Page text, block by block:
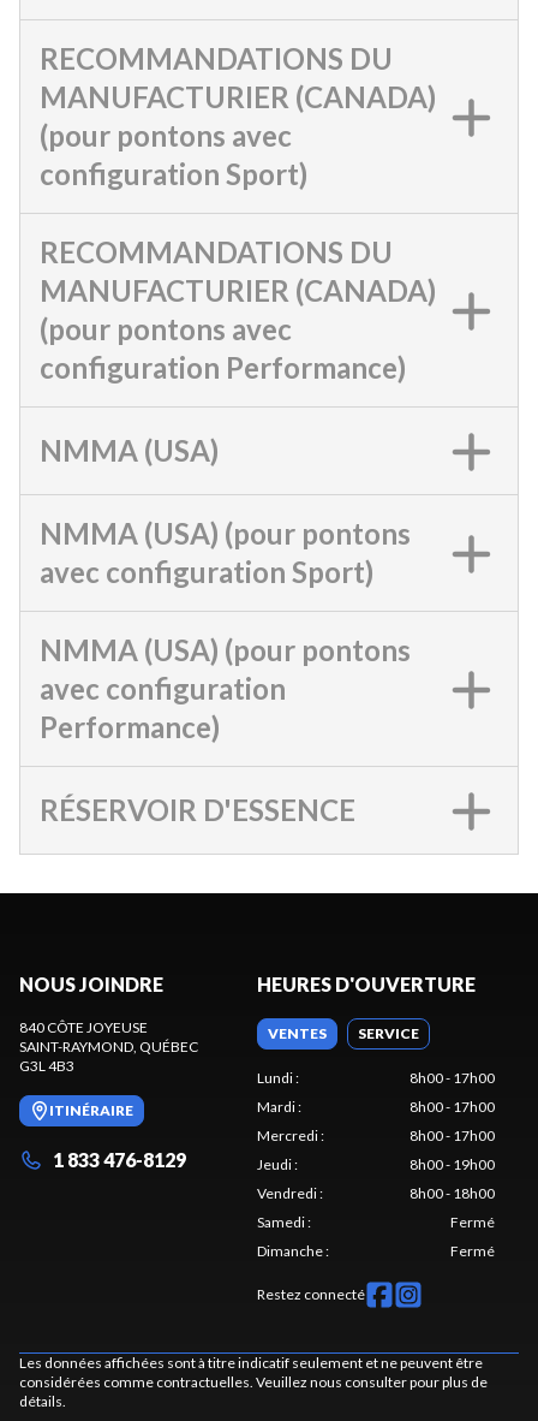
RECOMMANDATIONS DU
MANUFACTURIER (CANADA)
(pour pontons avec
configuration Sport)
RECOMMANDATIONS DU
MANUFACTURIER (CANADA)
(pour pontons avec
configuration Performance)
NMMA (USA)
NMMA (USA) (pour pontons
avec configuration Sport)
NMMA (USA) (pour pontons
avec configuration
Performance)
RÉSERVOIR D'ESSENCE
NOUS JOINDRE
840 CÔTE JOYEUSE
SAINT-RAYMOND, QUÉBEC
G3L 4B3
ITINÉRAIRE
1 833 476-8129
HEURES D'OUVERTURE
VENTES SERVICE
Lundi:
8h00 - 17h00
Mardi:
8h00 - 17h00
Mercredi:
8h00 - 17h00
Jeudi:
8h00 - 19h00
Vendredi:
8h00 - 18h00
Samedi:
Fermé
Dimanche: Fermé
Restez connecté
Les données affichées sont à titre indicatif seulement et ne peuvent être
considérées comme contractuelles. Veuillez nous consulter pour plus de
détails.